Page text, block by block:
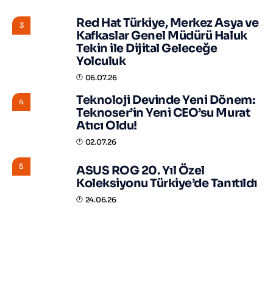
3
Red Hat Türkiye, Merkez Asya ve
Kafkaslar Genel Müdürü Haluk
Tekin ile Dijital Geleceğe
Yolculuk
06.07.26
4
Teknoloji Devinde Yeni Dönem:
Teknoser’in Yeni CEO’su Murat
Atıcı Oldu!
02.07.26
5
ASUS ROG 20. Yıl Özel
Koleksiyonu Türkiye’de Tanıtıldı
24.06.26